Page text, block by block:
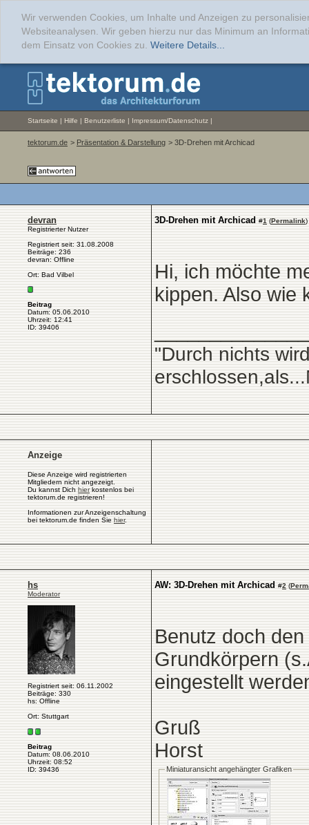
Wir verwenden Cookies, um Inhalte und Anzeigen zu
Websiteanalysen. Wir geben hierzu nur das Minimum an
dem Einsatz von Cookies zu. Weitere Details...
Startseite | Hilfe | Benutzerliste | Impressum/Datenschutz |
tektorum.de > Präsentation & Darstellung > 3D-Drehen mit Archicad
devran
Registrierter Nutzer
Registriert seit: 31.08.2008
Beiträge: 236
devran: Offline
Ort: Bad Vilbel
Beitrag
Datum: 05.06.2010
Uhrzeit: 12:41
ID: 39406
3D-Drehen mit Archicad #1 (Permalink)
Hi, ich möchte
kippen. Also wie
"Durch nichts
Anzeige
Diese Anzeige wird registrierten
Mitgliedern nicht angezeigt.
Du kannst Dich hierkostenlos bei
tektorum.de registrieren!
Informationen zur Anzeigenschaltung
bei tektorum.de finden Sie hier.
hs
Moderator
Registriert seit: 06.11.2002
Beiträge: 330
hs: Offline
Ort: Stuttgart
Beitrag
Datum: 08.06.2010
Uhrzeit: 08:52
ID: 39436
AW: 3D-Drehen mit Archicad #2 (
Benutz doch
Grundkörpern
eingestellt
Gruß
Horst
Miniaturansicht angehängter Grafiken